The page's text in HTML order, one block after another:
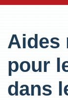
Aides
pour
dans